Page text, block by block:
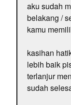
aku sudah
belakang /
kamu
kasihan
lebih baik
terlanjur
sudah